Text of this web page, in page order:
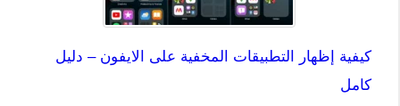
كيفية إظهار التطبيقات المخفية على الايفون – دليل
كامل